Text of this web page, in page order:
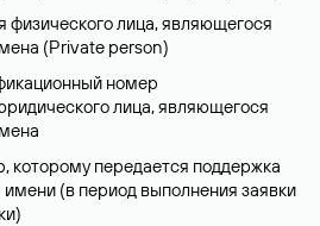
физического лица, являющегося
(Privatе person)
номер
лица, являющегося
которому передается поддержка
(в период выполнения заявки